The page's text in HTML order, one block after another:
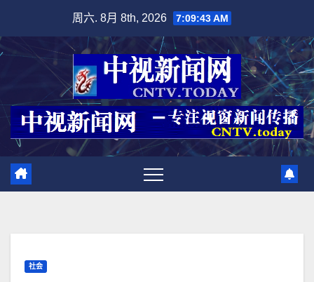
内
周六. 8月 8th, 2026 7:09:44 AM
社会